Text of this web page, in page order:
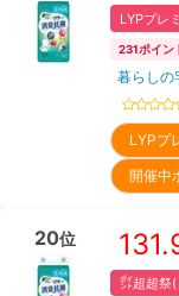
LYPプレ
231ポイン
暮らしの
LYPプ
開催中
20位
㌽超超祭